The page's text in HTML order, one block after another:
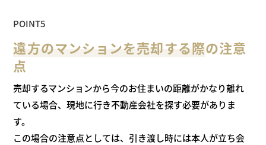
POINT5
遠方のマンションを売却する際の注意
点
売却するマンションから今のお住まいの距離がかなり離れ
ている場合、現地に行き不動産会社を探す必要がありま
す。
この場合の注意点としては、引き渡し時には本人が立ち会